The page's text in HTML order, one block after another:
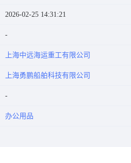
2026-02-25 14:31:21
上海中远海运重工有限公司
上海勇鹏船舶科技有限公司
办公用品